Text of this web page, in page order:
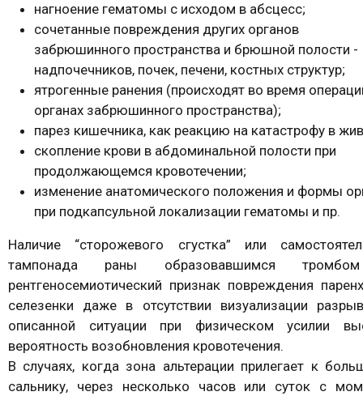
нагноение гематомы с исходом в абсцесс;
сочетанные повреждения других органов
забрюшинного пространства и брюшной полости -
надпочечников, почек, печени, костных структур;
ятрогенные ранения (происходят во время
органах забрюшинного пространства);
парез кишечника, как реакцию на катастрофу в
скопление крови в абдоминальной полости при
продолжающемся кровотечении;
изменение анатомического положения и формы
при подкапсульной локализации гематомы и пр.
Наличие “сторожевого сгустка” или
тампонада раны образовавшимся
рентгеносемиотический признак повреждения
селезенки даже в отсутствии визуализации
описанной ситуации при физическом усилии
вероятность возобновления кровотечения.
В случаях, когда зона альтерации прилегает к
сальнику, через несколько часов или суток с